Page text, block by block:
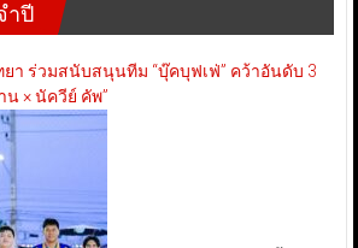
ำปี
ยา ร่วมสนับสนุนทีม “บุ๊คบุฟเฟ่” คว้าอันดับ 3
น × นัควีย์ คัพ”